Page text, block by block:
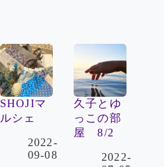
SHOJIマ
ルシェ
2022-
09-08
久子とゆ
っこの部
屋 8/2
2022-